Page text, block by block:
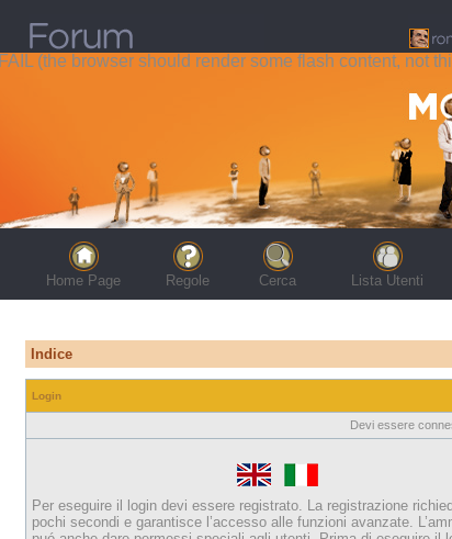
FAIL (the browser should render some flash content, not
Home Page Regole Cerca Lista Utenti
Indice
Login
Devi essere
Per eseguire il login devi essere registrato. La registrazione
pochi secondi e garantisce l’accesso alle funzioni avanzate.